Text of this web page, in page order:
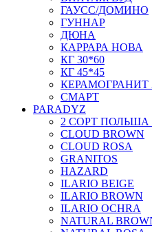
ГАУСС/ДОМИНО
ГУННАР
ДЮНА
КАРРАРА НОВА
КГ 30*60
КГ 45*45
КЕРАМОГРАНИТ
СМАРТ
PARADYZ
2 СОРТ
CLOUD BROWN
CLOUD ROSA
GRANITOS
HAZARD
ILARIO BEIGE
ILARIO BROWN
ILARIO OCHRA
NATURAL